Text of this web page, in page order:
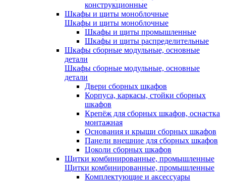
конструкционные
Шкафы и щиты моноблочные
Шкафы и щиты моноблочные
Шкафы и щиты промышленные
Шкафы и щиты распределительные
Шкафы сборные модульные, основные
детали
Шкафы сборные модульные, основные
детали
Двери сборных шкафов
Корпуса, каркасы, стойки сборных
шкафов
Крепёж для сборных шкафов, оснастка
монтажная
Основания и крыши сборных шкафов
Панели внешние для сборных шкафов
Цоколи сборных шкафов
Щитки комбинированные, промышленные
Щитки комбинированные, промышленные
Комплектующие и аксессуары